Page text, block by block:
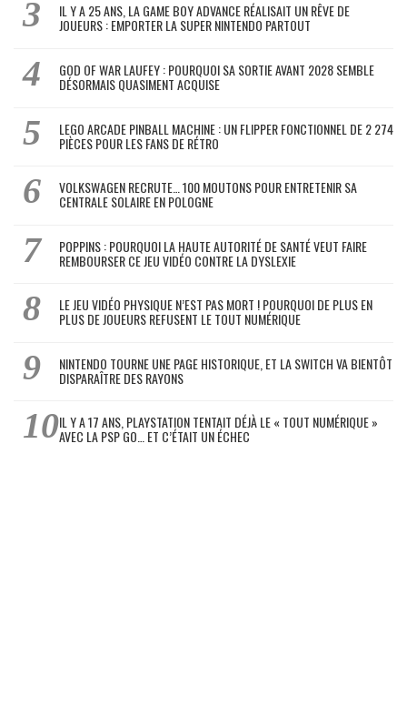
IL Y A 25 ANS, LA GAME BOY ADVANCE RÉALISAIT UN RÊVE DE
JOUEURS : EMPORTER LA SUPER NINTENDO PARTOUT
GOD OF WAR LAUFEY : POURQUOI SA SORTIE AVANT 2028 SEMBLE
DÉSORMAIS QUASIMENT ACQUISE
LEGO ARCADE PINBALL MACHINE : UN FLIPPER FONCTIONNEL DE 2 274
PIÈCES POUR LES FANS DE RÉTRO
VOLKSWAGEN RECRUTE… 100 MOUTONS POUR ENTRETENIR SA
CENTRALE SOLAIRE EN POLOGNE
POPPINS : POURQUOI LA HAUTE AUTORITÉ DE SANTÉ VEUT FAIRE
REMBOURSER CE JEU VIDÉO CONTRE LA DYSLEXIE
LE JEU VIDÉO PHYSIQUE N’EST PAS MORT ! POURQUOI DE PLUS EN
PLUS DE JOUEURS REFUSENT LE TOUT NUMÉRIQUE
NINTENDO TOURNE UNE PAGE HISTORIQUE, ET LA SWITCH VA BIENTÔT
DISPARAÎTRE DES RAYONS
IL Y A 17 ANS, PLAYSTATION TENTAIT DÉJÀ LE « TOUT NUMÉRIQUE »
AVEC LA PSP GO… ET C’ÉTAIT UN ÉCHEC